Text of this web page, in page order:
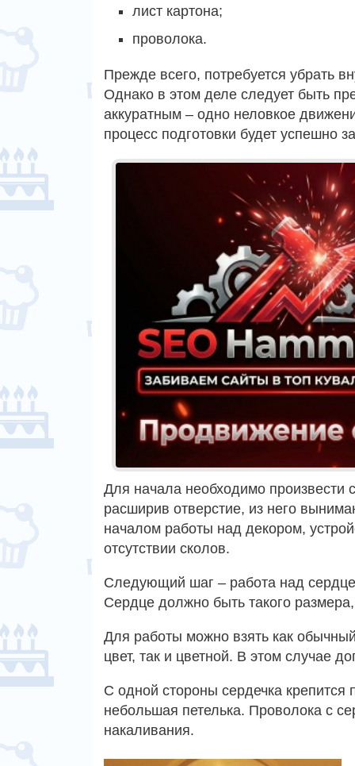
лист картона;
проволока.
Прежде всего, потребуется убрать
Однако в этом деле следует быть
аккуратным – одно неловкое
процесс подготовки будет успешно
Для начала необходимо произвести
расширив отверстие, из него
началом работы над декором,
отсутствии сколов.
Следующий шаг – работа над
Сердце должно быть такого
Для работы можно взять как
цвет, так и цветной. В этом случае
С одной стороны сердечка крепится
небольшая петелька. Проволока с
накаливания.